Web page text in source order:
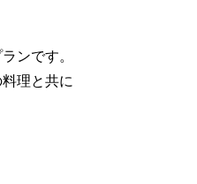
ンです。
理と共に